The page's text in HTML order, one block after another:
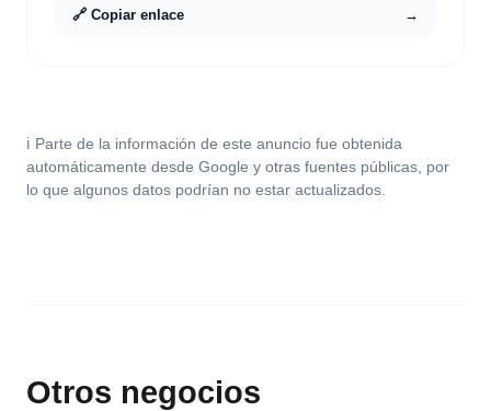
🔗 Copiar enlace →
ℹ️ Parte de la información de este anuncio fue obtenida
automáticamente desde Google y otras fuentes públicas, por
lo que algunos datos podrían no estar actualizados.
Otros negocios